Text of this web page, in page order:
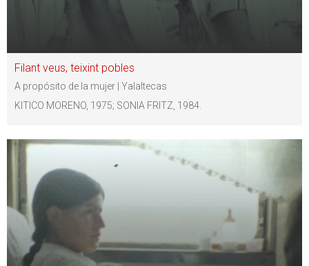
Filant veus, teixint pobles
A propósito de la mujer | Yalaltecas
KITICO MORENO, 1975; SONIA FRITZ, 1984.